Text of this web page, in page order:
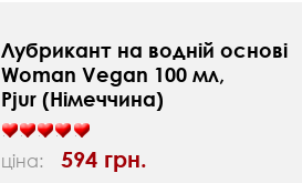
Лубрикант на водній основі
Woman Vegan 100 мл,
Pjur (Німеччина)
ціна: 594 грн.